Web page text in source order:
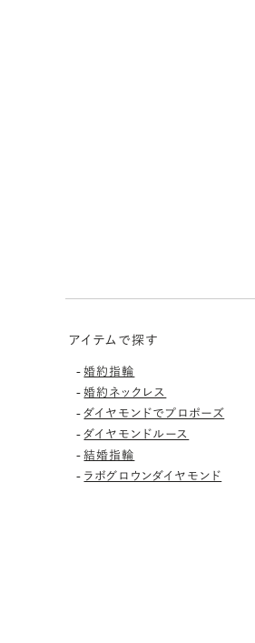
アイテムで探す
-婚約指輪
-婚約ネックレス
-ダイヤモンドでプロポーズ
-ダイヤモンドルース
-結婚指輪
- ラボグロウンダイヤモンド